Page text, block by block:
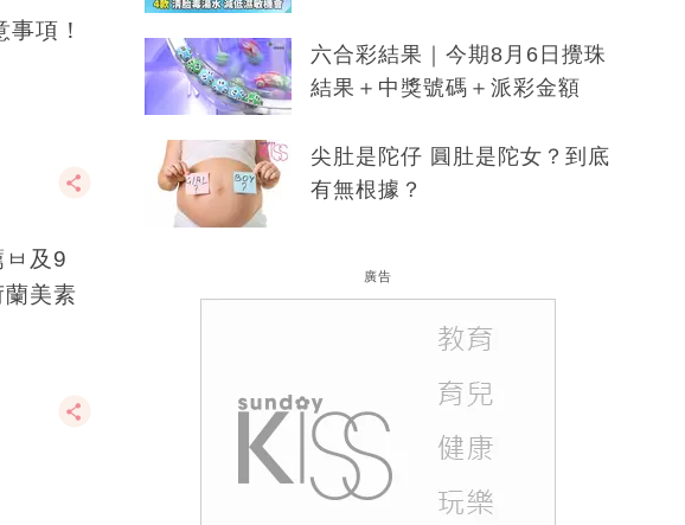
項！
ㅂ及9
美素
六合彩結果｜今期8月6日攪珠
結果＋中獎號碼＋派彩金額
尖肚是陀仔 圓肚是陀女？到底
有無根據？
廣告